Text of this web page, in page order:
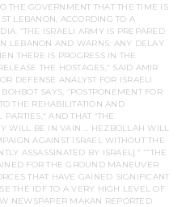
THE GOVERNMENT THAT THE TIME IS
LEBANON, ACCORDING TO A
“THE ISRAELI ARMY IS PREPARED
LEBANON AND WARNS: ANY DELAY
THERE IS PROGRESS IN THE
THE HOSTAGES,” SAID AMIR
DEFENSE ANALYST FOR ISRAELI
SAYS, “POSTPONEMENT FOR
THE REHABILITATION AND
AND THAT “THE
WILL BE IN VAIN … HEZBOLLAH WILL
AGAINST ISRAEL WITHOUT THE
ASSASSINATED BY ISRAEL].” ““THE
FOR THE GROUND MANEUVER
THAT HAVE GAINED SIGNIFICANT
THE IDF TO A VERY HIGH LEVEL OF
NEWSPAPER MAKAN REPORTED